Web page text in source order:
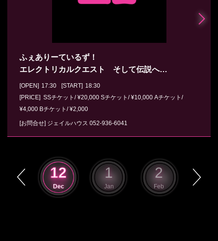
ふぇありーているず！
エレクトリカルクエスト そして伝説へ…
[OPEN] 17:30 [START] 18:30
[PRICE] SSチケット/ ¥20,000 Sチケット/ ¥10,000 Aチケット/
¥4,000 Bチケット/ ¥2,000
[お問合せ] ジェイルハウス 052-936-6041
12
Dec
1
Jan
2
Feb